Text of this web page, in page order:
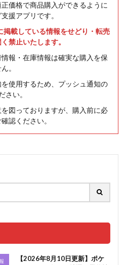
価格で商品購入ができるように
援アプリです。
掲載している情報をせどり・転売
禁止いたします。
報・在庫情報は確実な購入を保
。
使用するため、プッシュ通知の
さい。
図っておりますが、購入前に必
認ください。
【2026年8月10日更新】ポケ